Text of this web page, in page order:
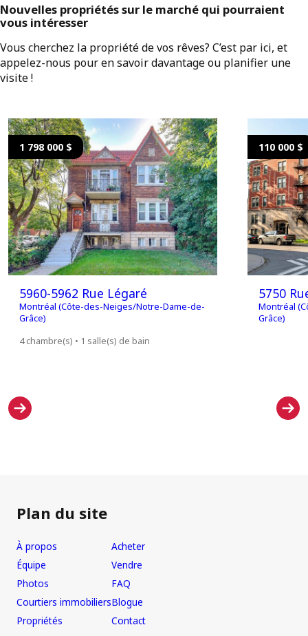
Nouvelles propriétés sur le marché qui pourraient
vous intéresser
Vous cherchez la propriété de vos rêves? C’est par ici, et
appelez-nous pour en savoir davantage ou planifier une
visite !
1 798 000 $
5960-5962 Rue Légaré
Montréal (Côte-des-Neiges/Notre-Dame-de-
Grâce)
4 chambre(s) • 1 salle(s) de bain
110 000 $
5750
Montréal
Grâce)
Plan du site
À propos
Équipe
Photos
Courtiers immobiliers
Propriétés
Acheter
Vendre
FAQ
Blogue
Contact